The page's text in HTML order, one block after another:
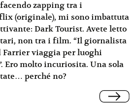
zapping tra i
(originale), mi sono imbattuta
Dark Tourist. Avete letto
non tra i film. “Il giornalista
Farrier viaggia per luoghi
Ero molto incuriosita. Una sola
perché no?